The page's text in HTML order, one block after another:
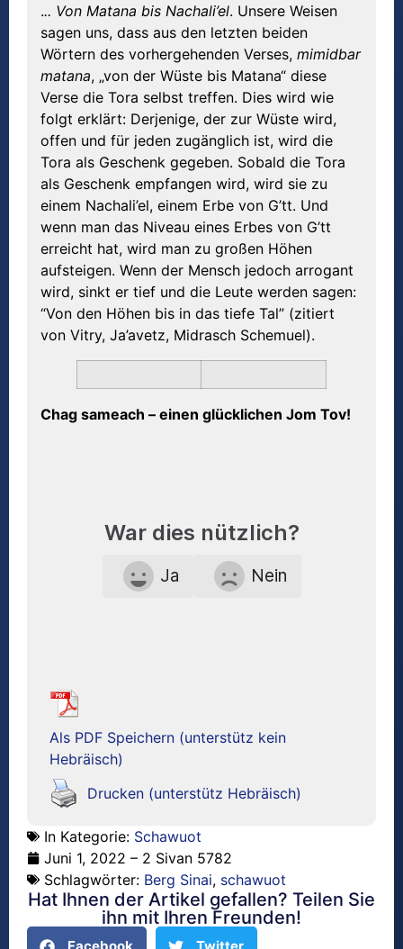
... Von Matana bis Nachali’el. Unsere Weisen
sagen uns, dass aus den letzten beiden
Wörtern des vorhergehenden Verses, mimidbar
matana, „von der Wüste bis Matana“ diese
Verse die Tora selbst treffen. Dies wird wie
folgt erklärt: Derjenige, der zur Wüste wird,
offen und für jeden zugänglich ist, wird die
Tora als Geschenk gegeben. Sobald die Tora
als Geschenk empfangen wird, wird sie zu
einem Nachali’el, einem Erbe von G’tt. Und
wenn man das Niveau eines Erbes von G’tt
erreicht hat, wird man zu großen Höhen
aufsteigen. Wenn der Mensch jedoch arrogant
wird, sinkt er tief und die Leute werden sagen:
“Von den Höhen bis in das tiefe Tal” (zitiert
von Vitry, Ja’avetz, Midrasch Schemuel).
Chag sameach – einen glücklichen Jom Tov!
War dies nützlich?
Ja Nein
Als PDF Speichern (unterstütz kein
Hebräisch)
Drucken (unterstütz Hebräisch)
In Kategorie: Schawuot
Juni 1, 2022 – 2 Sivan 5782
Schlagwörter: Berg Sinai, schawuot
Hat Ihnen der Artikel gefallen? Teilen Sie
ihn mit Ihren Freunden!